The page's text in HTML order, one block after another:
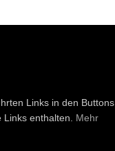
Links in den Buttons
enthalten. Mehr